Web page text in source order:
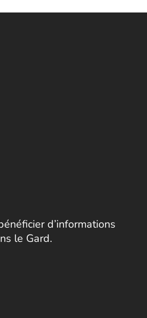
d’informations
le Gard.